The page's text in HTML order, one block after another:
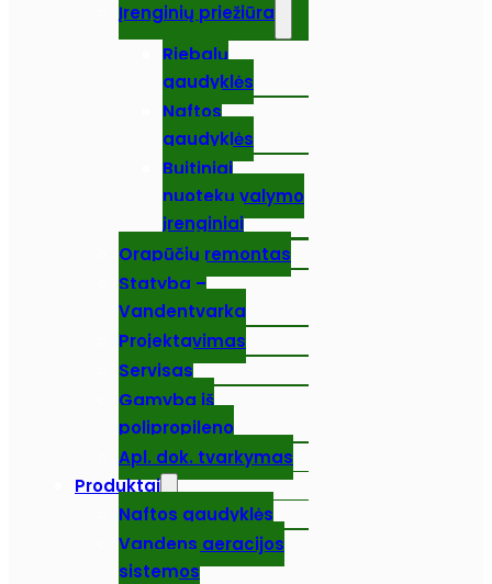
Įrenginių priežiūra
Riebalų
gaudyklės
Naftos
gaudyklės
Buitiniai
nuotekų valymo
įrenginiai
Orapūčių remontas
Statyba –
Vandentvarka
Projektavimas
Servisas
Gamyba iš
polipropileno
Apl. dok. tvarkymas
Produktai
Naftos gaudyklės
Vandens aeracijos
sistemos